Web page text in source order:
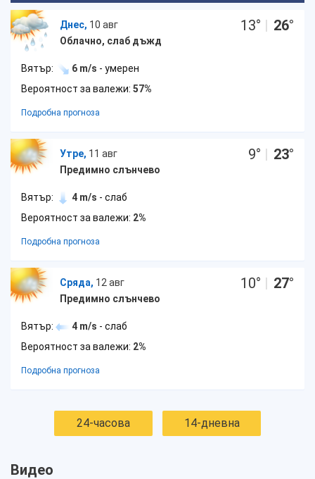
Днес, 10 авг
Облачно, слаб дъжд
13° | 26°
Вятър: 6 m/s - умерен
Вероятност за валежи: 57%
Подробна прогноза
Утре, 11 авг
Предимно слънчево
9° | 23°
Вятър: 4 m/s - слаб
Вероятност за валежи: 2%
Подробна прогноза
Сряда, 12 авг
Предимно слънчево
10° | 27°
Вятър: 4 m/s - слаб
Вероятност за валежи: 2%
Подробна прогноза
24-часова 14-дневна
Видео